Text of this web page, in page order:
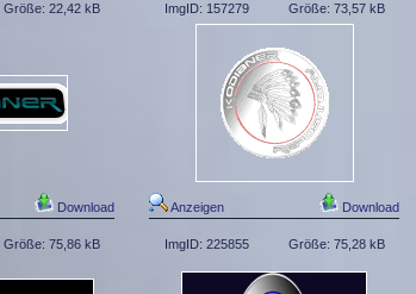
Größe: 22,42 kB
Download
ImgID: 157279 Größe: 73,57 kB
Anzeigen Download
Größe: 75,86 kB ImgID: 225855 Größe: 75,28 kB